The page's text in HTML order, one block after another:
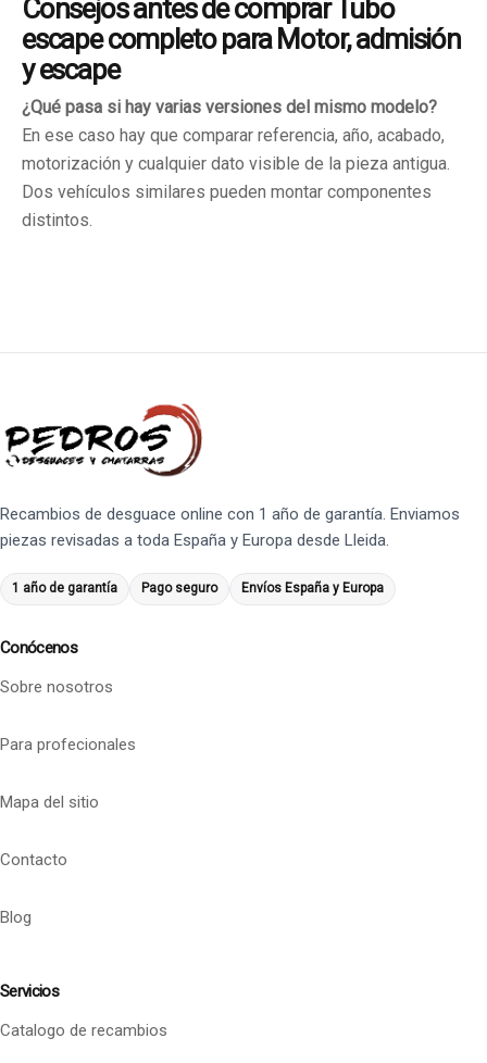
Consejos antes de comprar Tubo
escape completo para Motor, admisión
y escape
¿Qué pasa si hay varias versiones del mismo modelo?
En ese caso hay que comparar referencia, año, acabado,
motorización y cualquier dato visible de la pieza antigua.
Dos vehículos similares pueden montar componentes
distintos.
Recambios de desguace online con 1 año de garantía. Enviamos
piezas revisadas a toda España y Europa desde Lleida.
1 año de garantía Pago seguro Envíos España y Europa
Conócenos
Sobre nosotros
Para profecionales
Mapa del sitio
Contacto
Blog
Servicios
Catalogo de recambios